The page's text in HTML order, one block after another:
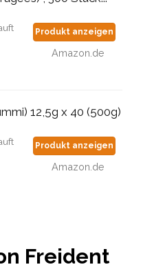
Produkt anzeigen
Amazon.de
12,5g x 40 (500g)
Produkt anzeigen
Amazon.de
Freident